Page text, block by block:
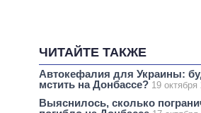
ЧИТАЙТЕ ТАКЖЕ
Автокефалия для Украины:
мстить на Донбассе? 19
Выяснилось, сколько